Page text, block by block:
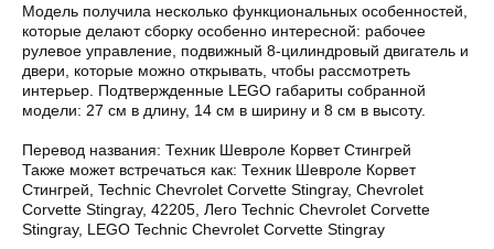
Модель получила несколько функциональных особенностей,
которые делают сборку особенно интересной: рабочее
рулевое управление, подвижный 8-цилиндровый двигатель и
двери, которые можно открывать, чтобы рассмотреть
интерьер. Подтвержденные LEGO габариты собранной
модели: 27 см в длину, 14 см в ширину и 8 см в высоту.
Перевод названия: Техник Шевроле Корвет Стингрей
Также может встречаться как: Техник Шевроле Корвет
Стингрей, Technic Chevrolet Corvette Stingray, Chevrolet
Corvette Stingray, 42205, Лего Technic Chevrolet Corvette
Stingray, LEGO Technic Chevrolet Corvette Stingray
Оплатите сегодня 25% стоимости покупки
картой любого банка, остальное — тремя
платежами раз в две недели.
25% 25% 25% 25%